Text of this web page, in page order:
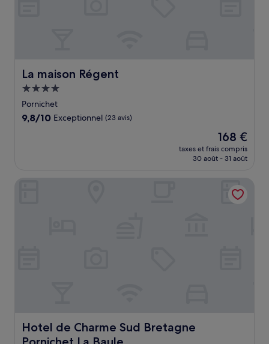
La maison Régent
La maison Régent
Hébergement
4.0 étoiles
Pornichet
9.8
9,8/10 Exceptionnel (23 avis)
Le
nouveau
prix
de
168 €
168 €
taxes et frais compris
30 août - 31 août
Hotel de Charme Sud Bretagne
Hotel de Charme Sud Bretagne Pornichet La Baule